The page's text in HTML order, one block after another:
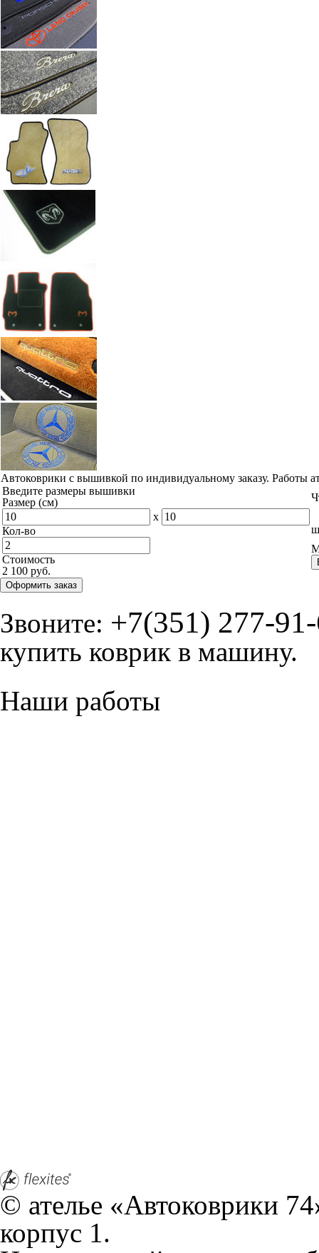
Автоковрики с вышивкой по индивидуальному заказу. Работы
Введите размеры вышивки
Размер (см)
x
Кол-во
Стоимость
2 100 руб.
Оформить заказ
Звоните: +7(351) 277-
купить коврик в машину.
Наши работы
© ателье «Автоковрики
корпус 1.
На нашем сайте в целях
работоспособности